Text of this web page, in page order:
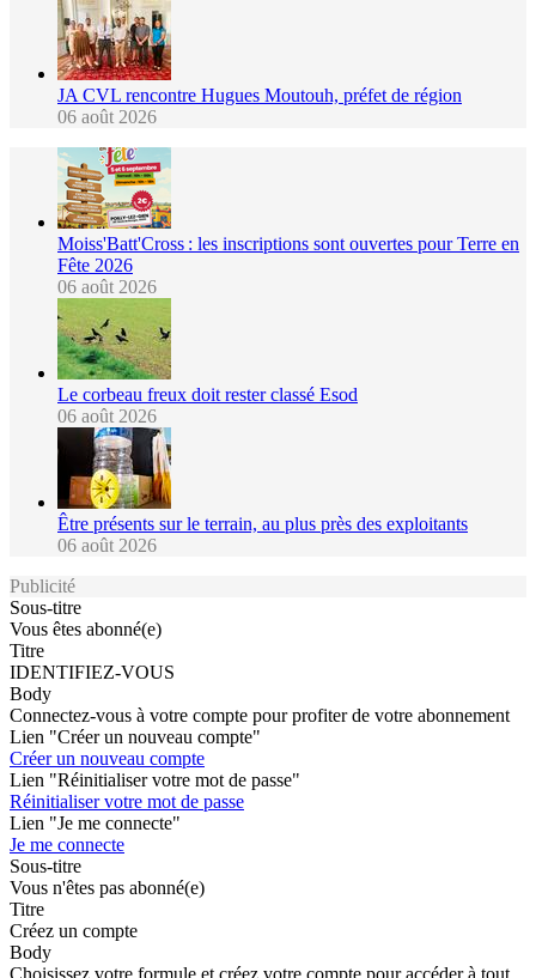
JA CVL rencontre Hugues Moutouh, préfet de région
06 août 2026
Moiss'Batt'Cross : les inscriptions sont ouvertes pour Terre en
Fête 2026
06 août 2026
Le corbeau freux doit rester classé Esod
06 août 2026
Être présents sur le terrain, au plus près des exploitants
06 août 2026
Publicité
Sous-titre
Vous êtes abonné(e)
Titre
IDENTIFIEZ-VOUS
Body
Connectez-vous à votre compte pour profiter de votre abonnement
Lien "Créer un nouveau compte"
Créer un nouveau compte
Lien "Réinitialiser votre mot de passe"
Réinitialiser votre mot de passe
Lien "Je me connecte"
Je me connecte
Sous-titre
Vous n'êtes pas abonné(e)
Titre
Créez un compte
Body